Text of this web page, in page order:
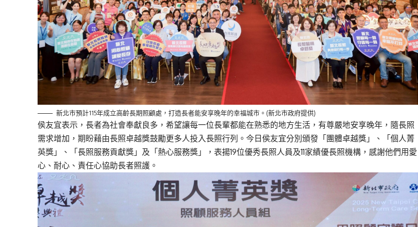
新北市預計115年成立高齡長期照顧處，打造長者能安享晚年的幸福城市。(新北市政府提供)
侯友宜表示，長者為社會奉獻良多，希望讓每一位長輩都能在熟悉的地方生活，有尊嚴地安享晚年，隨長照
需求增加，期盼藉由長照卓越獎鼓勵更多人投入長照行列。今日侯友宜分別頒發「團體卓越獎」、「個人菁
英獎」、「長照服務貢獻獎」及「熱心服務獎」，表揚19位優秀長照人員及11家績優長照機構，感謝他們用愛
心、耐心、責任心協助長者照護。